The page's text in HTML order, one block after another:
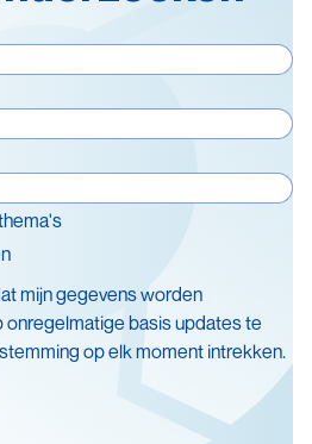
mijn gegevens worden
onregelmatige basis updates te
op elk moment intrekken.